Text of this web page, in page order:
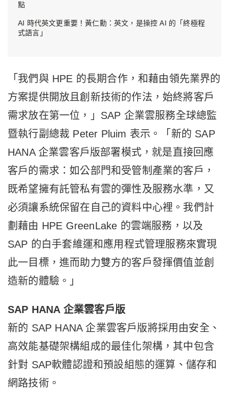
點
AI 時代英文更重要！黃仁勳：英文，是操控 AI 的「終極程
式語言」
「我們與 HPE 的長期合作，和藉由領先業界的
方案提供開放且創新技術的作法，始終將客戶
需求放在第一位，」SAP 企業雲服務全球總監
暨執行副總裁 Peter Pluim 表示。「新的 SAP
HANA 企業雲客戶版部署模式，就是直接回應
客戶的需求：如公部門和受管制產業的客戶，
既希望擁有託管私有雲的彈性及服務水準，又
必須讓系統保留在自己的資料中心裡。我們計
劃藉由 HPE GreenLake 的雲端服務，以及
SAP 的白手套維運和應用程式管理服務來實現
此一目標，進而助力雙方的客戶發揮價值並創
造新的體驗。」
SAP HANA 企業雲客戶版
新的 SAP HANA 企業雲客戶版將採用由安全、
高效能基礎架構組成的最佳化架構，其中包含
針對 SAP軟體認證和預設組態的運算、儲存和
網路技術。